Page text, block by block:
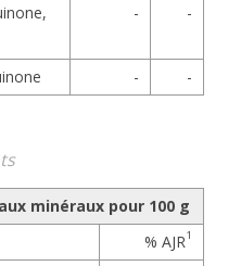
- -
- -
minéraux pour 100 g
% AJR1